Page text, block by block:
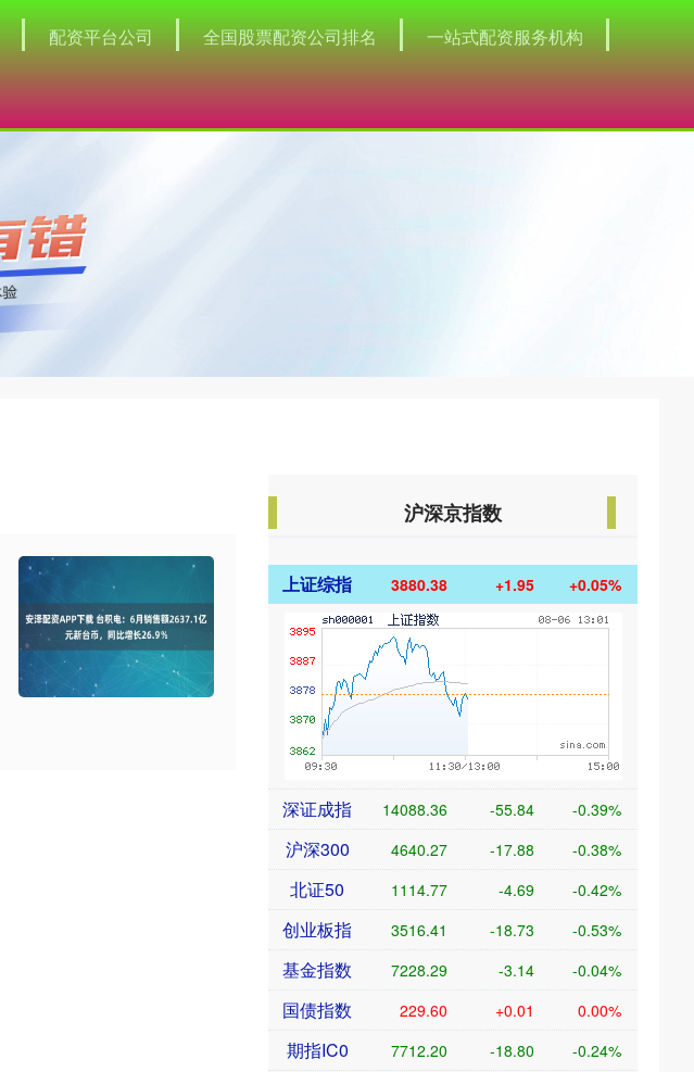
配资平台公司 全国股票配资公司排名 一站式配资服务机构
沪深京指数
上证综指 3880.38 +1.95 +0.05%
深证成指 14088.36 -55.84 -0.39%
沪深300 4640.27 -17.88 -0.38%
北证50 1114.77 -4.69 -0.42%
创业板指 3516.41 -18.73 -0.53%
基金指数 7228.29 -3.14 -0.04%
国债指数 229.60 +0.01 0.00%
期指IC0 7712.20 -18.80 -0.24%